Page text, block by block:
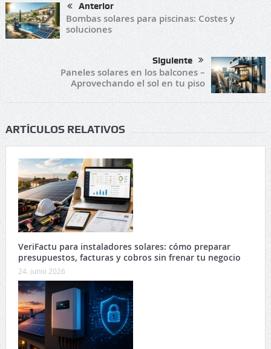
Anterior
Bombas solares para piscinas: Costes y
soluciones
Siguiente
Paneles solares en los balcones –
Aprovechando el sol en tu piso
ARTÍCULOS RELATIVOS
VeriFactu para instaladores solares: cómo preparar
presupuestos, facturas y cobros sin frenar tu negocio
24. junio 2026